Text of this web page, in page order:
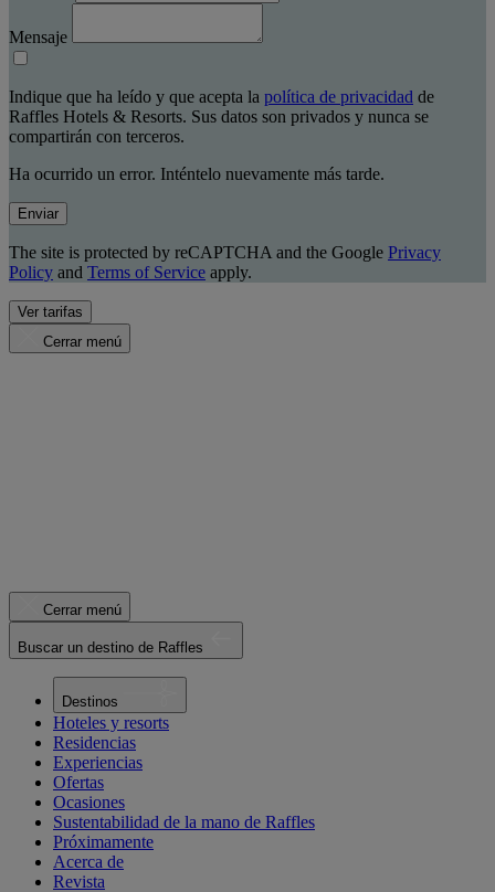
Mensaje
Indique que ha leído y que acepta la política de privacidad de
Raffles Hotels & Resorts. Sus datos son privados y nunca se
compartirán con terceros.
Ha ocurrido un error. Inténtelo nuevamente más tarde.
Enviar
The site is protected by reCAPTCHA and the Google Privacy
Policy and Terms of Service apply.
Ver tarifas
Cerrar menú
Cerrar menú
Buscar un destino de Raffles
Destinos
Hoteles y resorts
Residencias
Experiencias
Ofertas
Ocasiones
Sustentabilidad de la mano de Raffles
Próximamente
Acerca de
Revista